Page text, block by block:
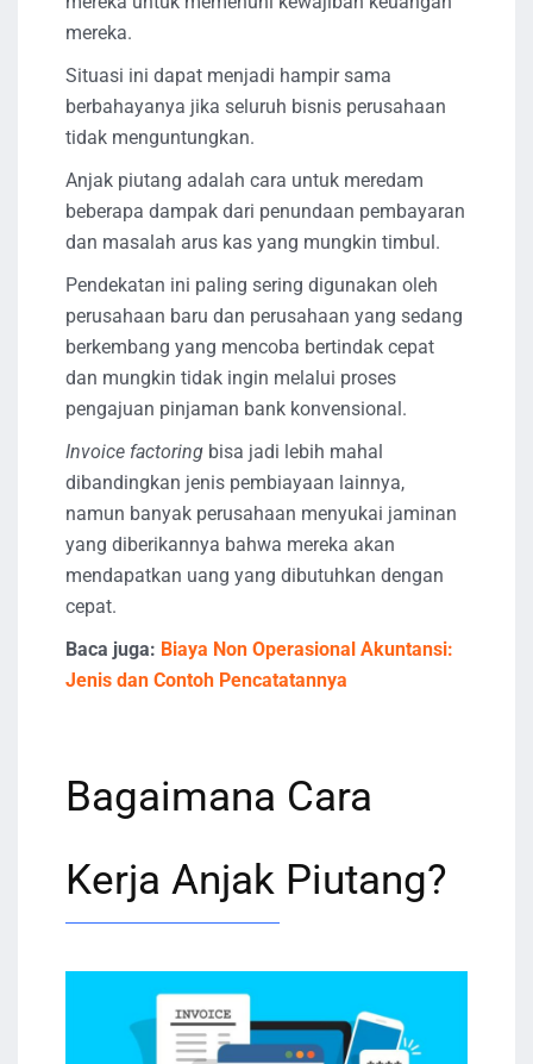
mereka.
Situasi ini dapat menjadi hampir sama
berbahayanya jika seluruh bisnis perusahaan
tidak menguntungkan.
Anjak piutang adalah cara untuk meredam
beberapa dampak dari penundaan pembayaran
dan masalah arus kas yang mungkin timbul.
Pendekatan ini paling sering digunakan oleh
perusahaan baru dan perusahaan yang sedang
berkembang yang mencoba bertindak cepat
dan mungkin tidak ingin melalui proses
pengajuan pinjaman bank konvensional.
Invoice factoring bisa jadi lebih mahal
dibandingkan jenis pembiayaan lainnya,
namun banyak perusahaan menyukai jaminan
yang diberikannya bahwa mereka akan
mendapatkan uang yang dibutuhkan dengan
cepat.
Baca juga: Biaya Non Operasional Akuntansi:
Jenis dan Contoh Pencatatannya
Bagaimana Cara
Kerja Anjak Piutang?